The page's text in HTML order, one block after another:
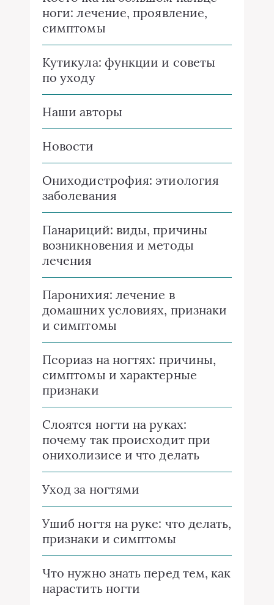
ноги: лечение, проявление,
симптомы
Кутикула: функции и советы
по уходу
Наши авторы
Новости
Ониходистрофия: этиология
заболевания
Панариций: виды, причины
возникновения и методы
лечения
Паронихия: лечение в
домашних условиях, признаки
и симптомы
Псориаз на ногтях: причины,
симптомы и характерные
признаки
Слоятся ногти на руках:
почему так происходит при
онихолизисе и что делать
Уход за ногтями
Ушиб ногтя на руке: что делать,
признаки и симптомы
Что нужно знать перед тем, как
нарастить ногти